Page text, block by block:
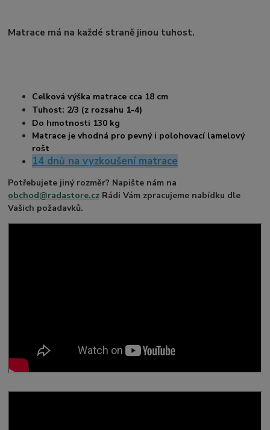
Matrace má na každé straně jinou tuhost.
Celková výška matrace cca 18 cm
Tuhost: 2/3 (z rozsahu 1-4)
Do hmotnosti 130 kg
Matrace je vhodná pro pevný i polohovací lamelový
rošt
14 dnů na vyzkoušení matrace
Potřebujete jiný rozměr? Napište nám na
obchod@radastore.cz Rádi Vám zpracujeme nabídku dle
Vašich požadavků.